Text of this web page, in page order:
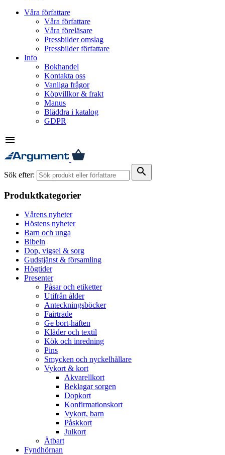
Våra författare
Våra författare
Våra föreläsare
Pressbilder omslag
Pressbilder författare
Info
Bokhandel
Kontakta oss
Vanliga frågor
Köpvillkor & frakt
Manus
Bläddra i katalog
GDPR
menu
Sök efter: search
Produktkategorier
Vårens nyheter
Höstens nyheter
Barn och unga
Bibeln
Dop, vigsel & sorg
Gudstjänst & församling
Högtider
Presenter
Påsar och etiketter
Utifrån ålder
Anteckningsböcker
Fairtrade
Ge bort-häften
Kläder och textil
Kök och inredning
Pins
Smycken och nyckelhållare
Vykort & kort
Akvarellkort
Beklagar sorgen
Dopkort
Konfirmationskort
Vykort, barn
Påskkort
Julkort
Ätbart
Fyndhörnan